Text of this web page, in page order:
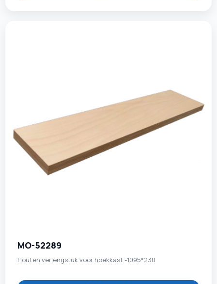
MO-52289
Houten verlengstuk voor hoekkast -1095*230